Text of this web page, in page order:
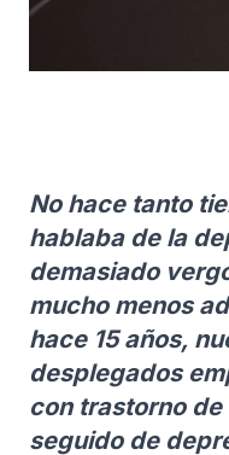
No hace tanto
hablaba de la
demasiado
mucho menos
hace 15 años,
desplegados
con trastorno
seguido de